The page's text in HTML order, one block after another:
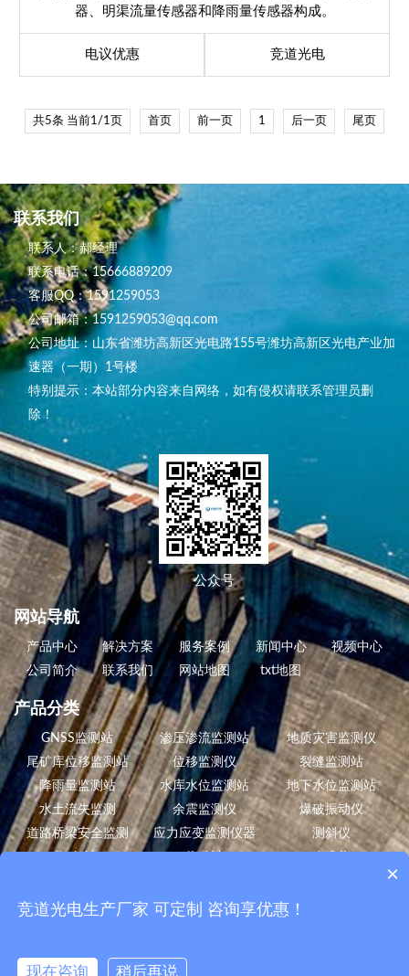
器、明渠流量传感器和降雨量传感器构成。
电议优惠 竞道光电
共5条 当前1/1页 首页 前一页 1 后一页 尾页
联系我们
联系人：郝经理
联系电话：15666889209
客服QQ：1591259053
公司邮箱：1591259053@qq.com
公司地址：山东省潍坊高新区光电路155号潍坊高新区光电产业加
速器（一期）1号楼
特别提示：本站部分内容来自网络，如有侵权请联系管理员删
除！
公众号
网站导航
产品中心 解决方案 服务案例 新闻中心
视频中心
公司简介
联系我们 网站地图 txt地图
产品分类
GNSS监测站 渗压渗流监测站
地质灾害监测仪
尾矿库位移监测站
位移监测仪
裂缝监测站
降雨量监测站
水库水位监测站
地下水位监测站
水土流失监测
余震监测仪
爆破振动仪
道路桥梁安全监测
应力应变监测仪器
测斜仪
白蚁监测设备
山东竞道光电生产 水库大坝安全监测系统
×
竞道光电生产厂家 可定制 咨询享优惠！
现在咨询 稍后再说